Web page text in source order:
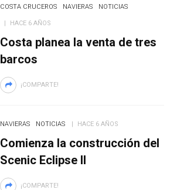
COSTA CRUCEROS NAVIERAS NOTICIAS
HACE 6 AÑOS
Costa planea la venta de tres
barcos
¡COMPARTE!
NAVIERAS NOTICIAS HACE 6 AÑOS
Comienza la construcción del
Scenic Eclipse II
¡COMPARTE!